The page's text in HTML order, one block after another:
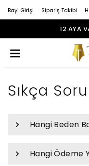
Bayi Girişi Sipariş Takibi
12 AYA
Sıkça
Hangi Beden
Hangi Ödeme